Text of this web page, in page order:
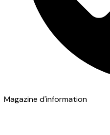
Magazine d'information